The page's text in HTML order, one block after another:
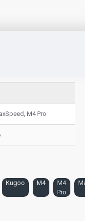
M4 Pro
Kugoo M4
M4
Pro